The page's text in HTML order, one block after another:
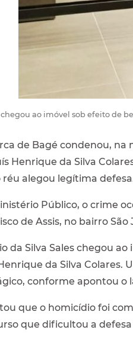
chegou ao imóvel sob efeito de
de Bagé condenou, na
Henrique da Silva
alegou legítima
Público, o crime
de Assis, no bairro
da Silva Sales chegou
da Silva
conforme apontou o
que o homicídio foi
que dificultou a